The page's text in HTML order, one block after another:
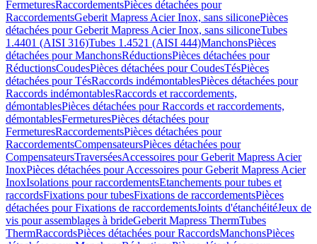
FermeturesRaccordementsPièces détachées pour
RaccordementsGeberit Mapress Acier Inox, sans siliconePièces
détachées pour Geberit Mapress Acier Inox, sans siliconeTubes
1.4401 (AISI 316)Tubes 1.4521 (AISI 444)ManchonsPièces
détachées pour ManchonsRéductionsPièces détachées pour
RéductionsCoudesPièces détachées pour CoudesTésPièces
détachées pour TésRaccords indémontablesPièces détachées pour
Raccords indémontablesRaccords et raccordements,
démontablesPièces détachées pour Raccords et raccordements,
démontablesFermeturesPièces détachées pour
FermeturesRaccordementsPièces détachées pour
RaccordementsCompensateursPièces détachées pour
CompensateursTraverséesAccessoires pour Geberit Mapress Acier
InoxPièces détachées pour Accessoires pour Geberit Mapress Acier
InoxIsolations pour raccordementsEtanchements pour tubes et
raccordsFixations pour tubesFixations de raccordementsPièces
détachées pour Fixations de raccordementsJoints d'étanchéitéJeux de
vis pour assemblages à brideGeberit Mapress ThermTubes
ThermRaccordsPièces détachées pour RaccordsManchonsPièces